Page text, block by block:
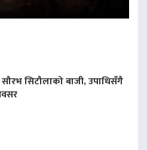
सिटौलाको बाजी, उपाधिसँगै